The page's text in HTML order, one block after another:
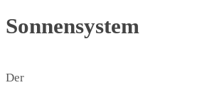
Sonnensystem
Der